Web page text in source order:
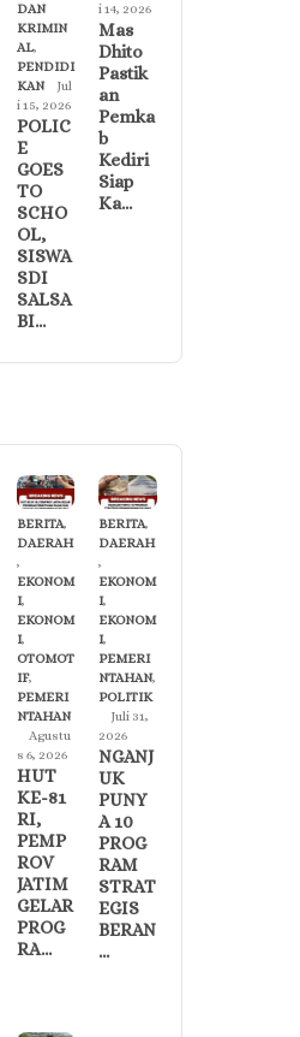
DAN
KRIMIN
AL,
PENDIDI
KAN
Jul
i 15, 2026
POLIC
E
GOES
TO
SCHO
OL,
SISWA
SDI
SALSA
BI…
i 14, 2026
Mas
Dhito
Pastik
an
Pemka
b
Kediri
Siap
Ka…
BERITA,
DAERAH
,
EKONOM
I,
EKONOM
I,
OTOMOT
IF,
PEMERI
NTAHAN
Agustu
s 6, 2026
HUT
KE-81
RI,
PEMP
ROV
JATIM
GELAR
PROG
RA…
BERITA,
DAERAH
,
EKONOM
I,
EKONOM
I,
PEMERI
NTAHAN,
POLITIK
Juli 31,
2026
NGANJ
UK
PUNY
A 10
PROG
RAM
STRAT
EGIS
BERAN
…